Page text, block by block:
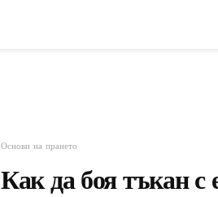
Основи на прането
Как да боя тъкан с